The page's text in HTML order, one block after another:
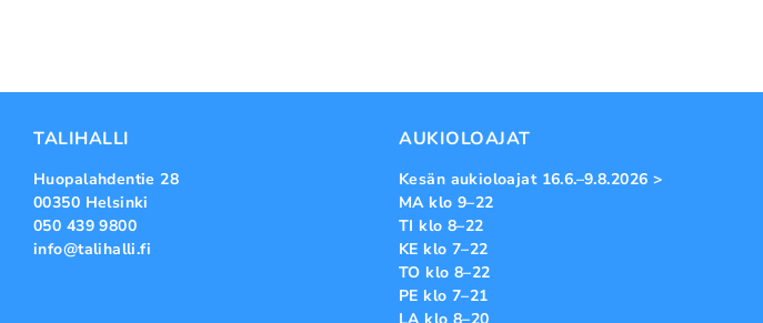
TALIHALLI
Huopalahdentie 28
00350 Helsinki
050 439 9800
info@talihalli.fi
AUKIOLOAJAT
Kesän aukioloajat 16.6.–9.8.2026 >
MA klo 9–22
TI klo 8–22
KE klo 7–22
TO klo 8–22
PE klo 7–21